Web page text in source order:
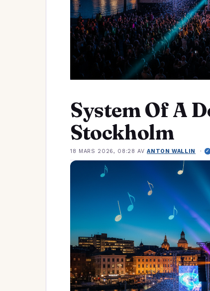
System Of A
Stockholm
18 MARS 2026, 08:28 AVANTON WALLIN · ✓